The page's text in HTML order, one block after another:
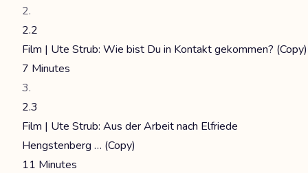
2.2
Film | Ute Strub: Wie bist Du in Kontakt gekommen? (Copy)
7 Minutes
2.3
Film | Ute Strub: Aus der Arbeit nach Elfriede
Hengstenberg … (Copy)
11 Minutes